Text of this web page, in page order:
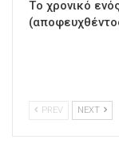
Τo χρονικό
PREV NEXT